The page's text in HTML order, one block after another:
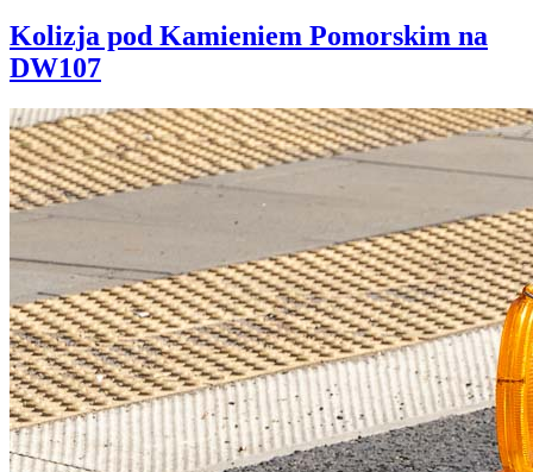
Kolizja pod Kamieniem Pomorskim na
DW107